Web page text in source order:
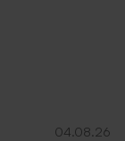
04.08.26